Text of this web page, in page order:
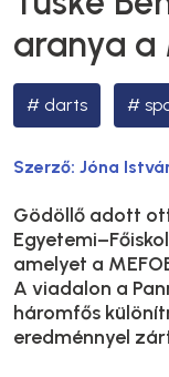
aranya a
darts
Szerző: Jóna
Gödöllő adott
amelyet a
A viadalon a
háromfős
eredménnyel